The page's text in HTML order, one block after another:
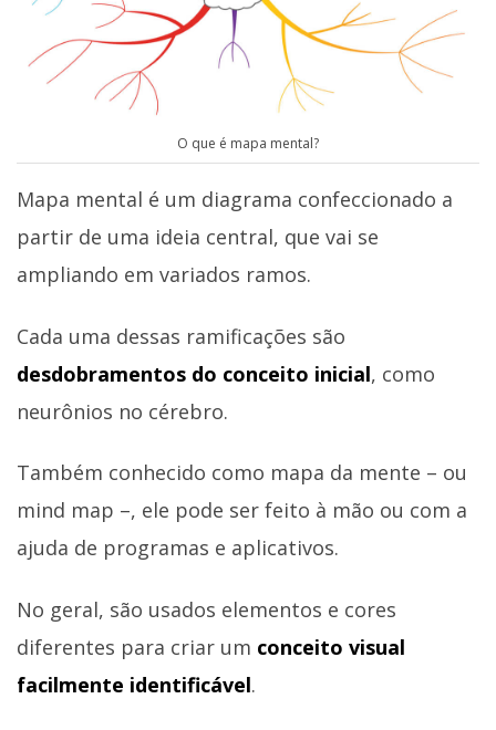
O que é mapa mental?
Mapa mental é um diagrama confeccionado a
partir de uma ideia central, que vai se
ampliando em variados ramos.
Cada uma dessas ramificações são
desdobramentos do conceito inicial, como
neurônios no cérebro.
Também conhecido como mapa da mente – ou
mind map –, ele pode ser feito à mão ou com a
ajuda de programas e aplicativos.
No geral, são usados elementos e cores
diferentes para criar um conceito visual
facilmente identificável.